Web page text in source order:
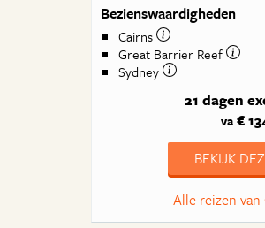
Bezienswaardigheden
Cairns
Great Barrier Reef
Sydney
21 dagen
va€
BEKIJK
Alle reizen van